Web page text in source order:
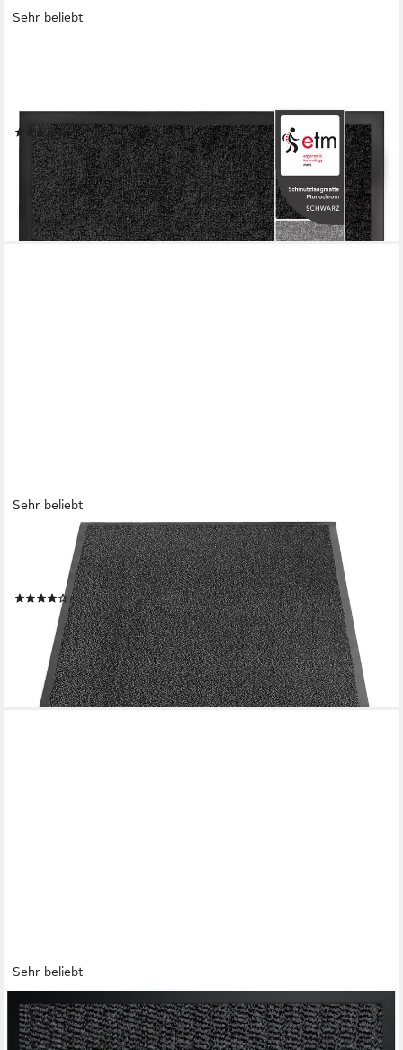
Sehr beliebt
für Trockner & Fußbodenheizungen, UV-Beständig, Antistatisch
(185)
ab 5,99 € 10,99 €
-45%
lieferbar - in 3-4 Werktagen bei dir
+2
Sehr beliebt
SKY SCHMUTZFANGMATTEN
Fußmatte SKY Performa, Erhältlich in vielen Farben & Größen,
Eingangsmatte, rechteckig, Höhe: 7 mm, Antistatisch
(344)
ab 6,99 € UVP8,99 €
lieferbar - in 3-4 Werktagen bei dir
Sehr beliebt
GENTLE NORTH
Fußmatte für Innen & Außen - Schmutzfangmatte, Innen und